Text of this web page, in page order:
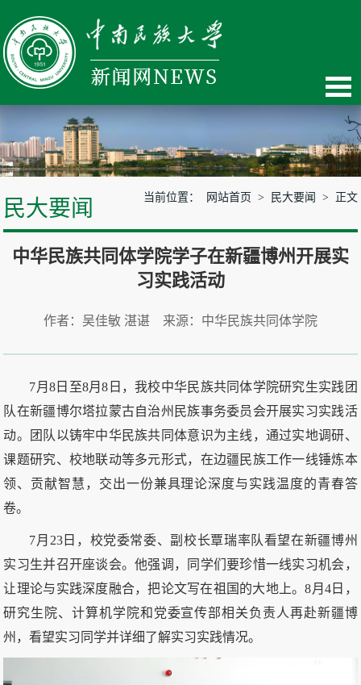
民大要闻 当前位置： 网站首页 > 民大要闻 > 正文
中华民族共同体学院学子在新疆博州开展实
习实践活动
作者：吴佳敏 湛谌 来源：中华民族共同体学院
7月8日至8月8日，我校中华民族共同体学院研究生实践团
队在新疆博尔塔拉蒙古自治州民族事务委员会开展实习实践活
动。团队以铸牢中华民族共同体意识为主线，通过实地调研、
课题研究、校地联动等多元形式，在边疆民族工作一线锤炼本
领、贡献智慧，交出一份兼具理论深度与实践温度的青春答
卷。
7月23日，校党委常委、副校长覃瑞率队看望在新疆博州
实习生并召开座谈会。他强调，同学们要珍惜一线实习机会，
让理论与实践深度融合，把论文写在祖国的大地上。8月4日，
研究生院、计算机学院和党委宣传部相关负责人再赴新疆博
州，看望实习同学并详细了解实习实践情况。